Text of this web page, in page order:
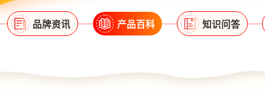
品牌资讯 产品百科 知识问答